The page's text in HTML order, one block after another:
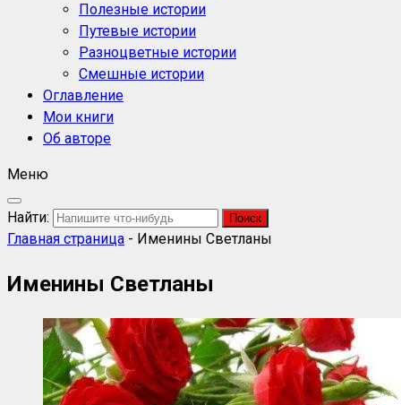
Полезные истории
Путевые истории
Разноцветные истории
Смешные истории
Оглавление
Мои книги
Об авторе
Меню
Найти:
Главная страница - Именины Светланы
Именины Светланы